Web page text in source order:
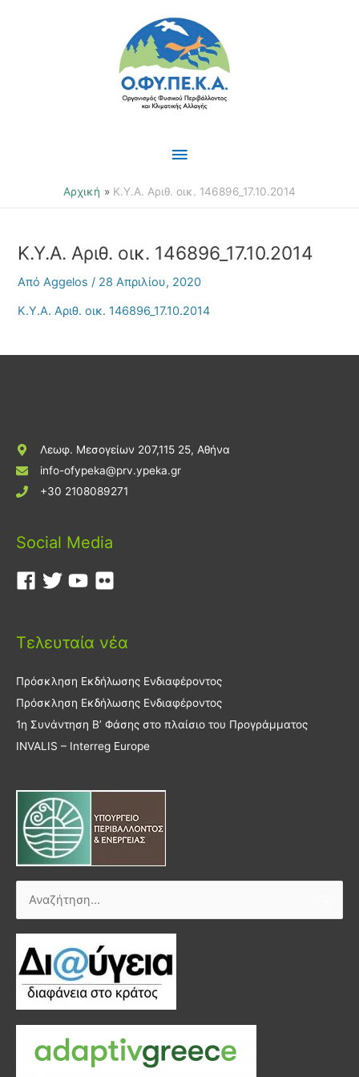
Κύριο
Μενού
Αρχική Κ.Υ.Α. Αριθ. οικ. 146896_17.10.2014
Κ.Υ.Α. Αριθ. οικ. 146896_17.10.2014
ΑπόAggelos/ 28 Απριλίου, 2020
Κ.Υ.Α. Αριθ. οικ. 146896_17.10.2014
Λεωφ. Μεσογείων 207,115 25, Αθήνα
info-ofypeka@prv.ypeka.gr
+30 2108089271
Social Media
Τελευταία νέα
Πρόσκληση Εκδήλωσης Ενδιαφέροντος
Πρόσκληση Εκδήλωσης Ενδιαφέροντος
1η Συνάντηση Β’ Φάσης στο πλαίσιο του Προγράμματος
INVALIS – Interreg Europe
Αναζήτηση